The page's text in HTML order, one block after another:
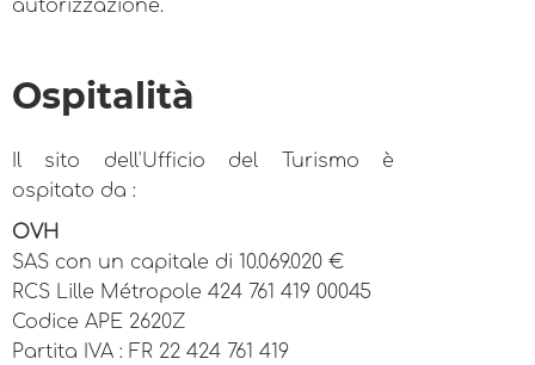
autorizzazione.
Ospitalità
Il sito dell'Ufficio del Turismo è
ospitato da :
OVH
SAS con un capitale di 10.069.020 €
RCS Lille Métropole 424 761 419 00045
Codice APE 2620Z
Partita IVA : FR 22 424 761 419